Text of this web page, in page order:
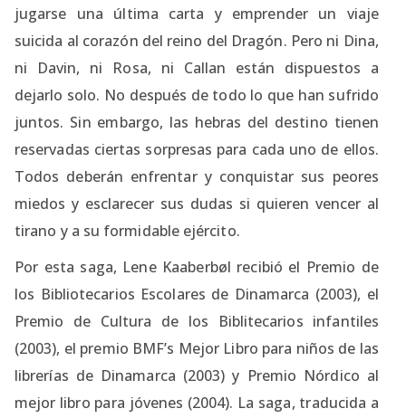
jugarse una última carta y emprender un viaje
suicida al corazón del reino del Dragón. Pero ni Dina,
ni Davin, ni Rosa, ni Callan están dispuestos a
dejarlo solo. No después de todo lo que han sufrido
juntos. Sin embargo, las hebras del destino tienen
reservadas ciertas sorpresas para cada uno de ellos.
Todos deberán enfrentar y conquistar sus peores
miedos y esclarecer sus dudas si quieren vencer al
tirano y a su formidable ejército.
Por esta saga, Lene Kaaberbøl recibió el Premio de
los Bibliotecarios Escolares de Dinamarca (2003), el
Premio de Cultura de los Biblitecarios infantiles
(2003), el premio BMF’s Mejor Libro para niños de las
librerías de Dinamarca (2003) y Premio Nórdico al
mejor libro para jóvenes (2004). La saga, traducida a